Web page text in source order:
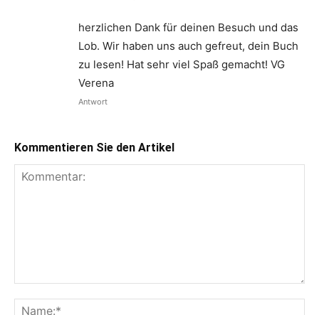
herzlichen Dank für deinen Besuch und das
Lob. Wir haben uns auch gefreut, dein Buch
zu lesen! Hat sehr viel Spaß gemacht! VG
Verena
Antwort
Kommentieren Sie den Artikel